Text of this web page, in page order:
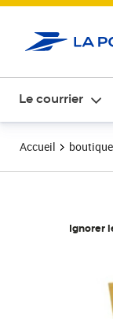
Le courrier
Accueil boutique
Ignorer